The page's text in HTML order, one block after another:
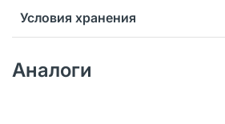
Условия хранения
Аналоги